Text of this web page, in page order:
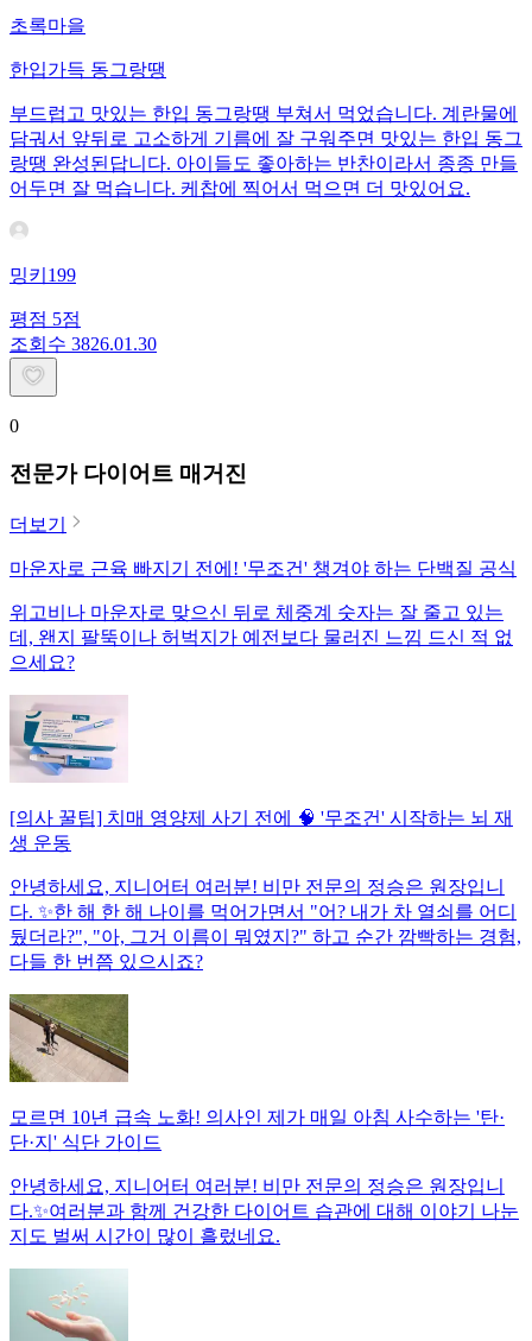
초록마을
한입가득 동그랑땡
부드럽고 맛있는 한입 동그랑땡 부쳐서 먹었습니다. 계란물에
담궈서 앞뒤로 고소하게 기름에 잘 구워주면 맛있는 한입 동그
랑땡 완성된답니다. 아이들도 좋아하는 반찬이라서 종종 만들
어두면 잘 먹습니다. 케찹에 찍어서 먹으면 더 맛있어요.
밍키199
평점 5점
조회수 3826.01.30
0
전문가 다이어트 매거진
더보기
마운자로 근육 빠지기 전에! '무조건' 챙겨야 하는 단백질 공식
위고비나 마운자로 맞으신 뒤로 체중계 숫자는 잘 줄고 있는
데, 왠지 팔뚝이나 허벅지가 예전보다 물러진 느낌 드신 적 없
으세요?
[의사 꿀팁] 치매 영양제 사기 전에 🧠 '무조건' 시작하는 뇌 재
생 운동
안녕하세요, 지니어터 여러분! 비만 전문의 정승은 원장입니
다. ✨한 해 한 해 나이를 먹어가면서 "어? 내가 차 열쇠를 어디
뒀더라?", "아, 그거 이름이 뭐였지?" 하고 순간 깜빡하는 경험,
다들 한 번쯤 있으시죠?
모르면 10년 급속 노화! 의사인 제가 매일 아침 사수하는 '탄·
단·지' 식단 가이드
안녕하세요, 지니어터 여러분! 비만 전문의 정승은 원장입니
다.✨여러분과 함께 건강한 다이어트 습관에 대해 이야기 나눈
지도 벌써 시간이 많이 흘렀네요.